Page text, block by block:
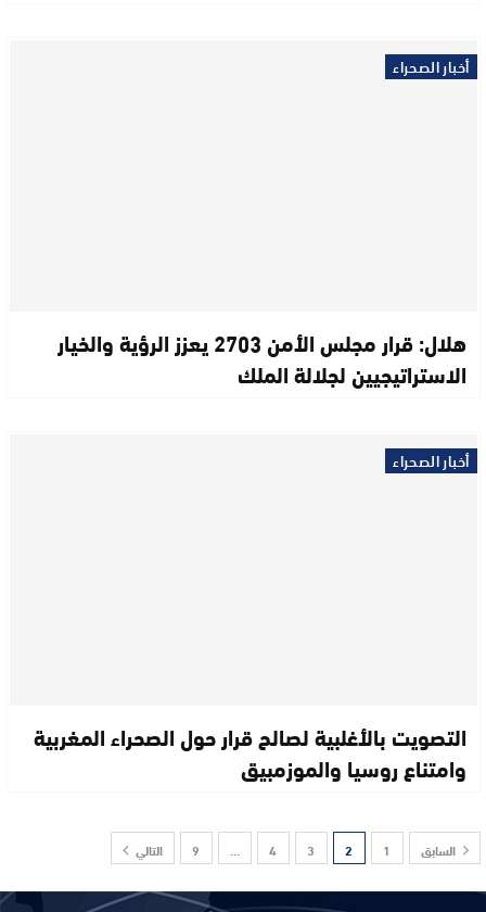
أخبار الصحراء
هلال: قرار مجلس الأمن 2703 يعزز الرؤية والخيار
الاستراتيجيين لجلالة الملك
أخبار الصحراء
التصويت بالأغلبية لصالح قرار حول الصحراء المغربية
وامتناع روسيا والموزمبيق
السابق 1
2
3
4
…
9 التالي